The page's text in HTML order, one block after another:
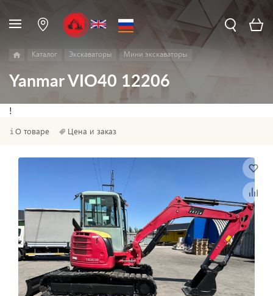
Каталог Экскаваторы Мини экскаваторы
Yanmar VIO40 12206
!
О товаре Цена и заказ